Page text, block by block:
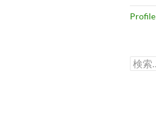
Profile
検
索: